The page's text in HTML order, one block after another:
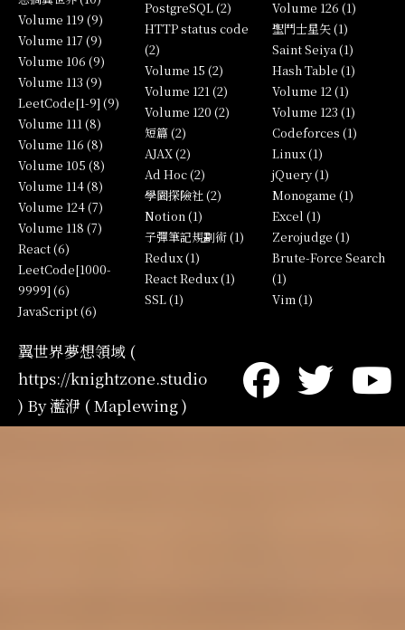
Volume 119 (9)
Volume 117 (9)
Volume 106 (9)
Volume 113 (9)
LeetCode[1-9] (9)
Volume 111 (8)
Volume 116 (8)
Volume 105 (8)
Volume 114 (8)
Volume 124 (7)
Volume 118 (7)
React (6)
LeetCode[1000-
9999] (6)
JavaScript (6)
PostgreSQL (2)
HTTP status code
(2)
Volume 15 (2)
Volume 121 (2)
Volume 120 (2)
短篇 (2)
AJAX (2)
Ad Hoc (2)
學園探險社 (2)
Notion (1)
子彈筆記規劃術 (1)
Redux (1)
React Redux (1)
SSL (1)
Volume 126 (1)
聖鬥士星矢 (1)
Saint Seiya (1)
Hash Table (1)
Volume 12 (1)
Volume 123 (1)
Codeforces (1)
Linux (1)
jQuery (1)
Monogame (1)
Excel (1)
Zerojudge (1)
Brute-Force Search
(1)
Vim (1)
翼世界夢想領域 (
https://knightzone.studio
) By 灆洢 ( Maplewing )